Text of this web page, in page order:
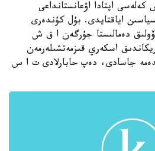
اپتادا اۋعانستانداعى
اياقتايدى. بۇل كۇندەرى
دەمالىستا جۇرگەن ا ق ش
اسكەري قىزمەتشىلەرمەن
جاسادى، دەپ حابارلادى ت ا س